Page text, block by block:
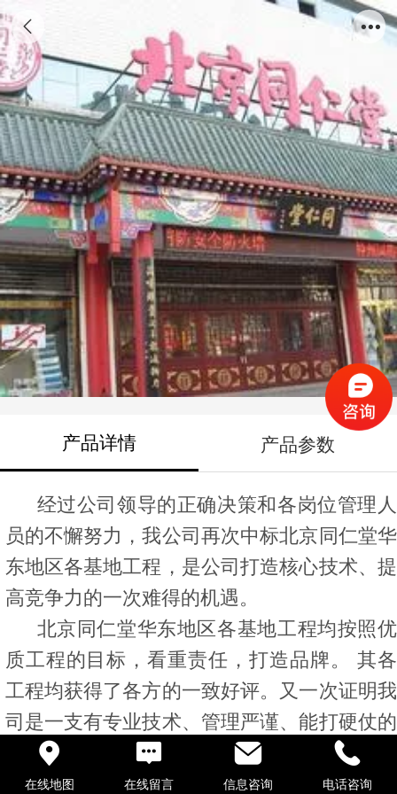
典型案例：同仁堂连锁药店
产品详情 产品参数
经过公司领导的正确决策和各岗位管理人
员的不懈努力，我公司再次中标北京同仁堂华
东地区各基地工程，是公司打造核心技术、提
高竞争力的一次难得的机遇。
北京同仁堂华东地区各基地工程均按照优
质工程的目标，看重责任，打造品牌。 其各
工程均获得了各方的一致好评。又一次证明我
司是一支有专业技术、管理严谨、能打硬仗的
专业团队。
在线地图 在线留言 信息咨询 电话咨询